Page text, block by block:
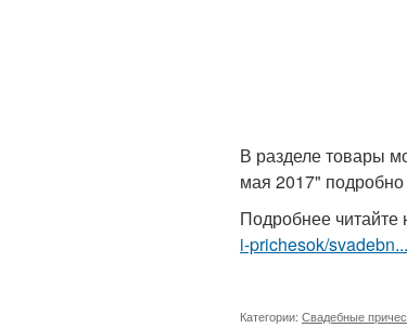
В разделе товары
мая 2017" подробно
Подробнее читайте
i-prichesok/svadebn...
Категории: Свадебные